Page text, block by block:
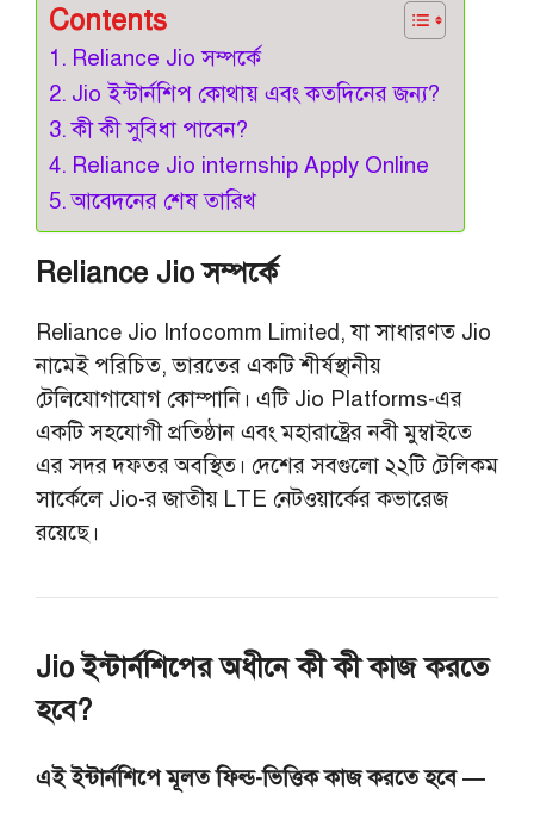
Contents
Reliance Jio সম্পর্কে
Jio ইন্টার্নশিপ কোথায় এবং কতদিনের জন্য?
কী কী সুবিধা পাবেন?
Reliance Jio internship Apply Online
আবেদনের শেষ তারিখ
Reliance Jio সম্পর্কে
Reliance Jio Infocomm Limited, যা সাধারণত Jio
নামেই পরিচিত, ভারতের একটি শীর্ষস্থানীয়
টেলিযোগাযোগ কোম্পানি। এটি Jio Platforms-এর
একটি সহযোগী প্রতিষ্ঠান এবং মহারাষ্ট্রের নবী মুম্বাইতে
এর সদর দফতর অবস্থিত। দেশের সবগুলো ২২টি টেলিকম
সার্কেলে Jio-র জাতীয় LTE নেটওয়ার্কের কভারেজ
রয়েছে।
Jio ইন্টার্নশিপের অধীনে কী কী কাজ করতে
হবে?
এই ইন্টার্নশিপে মূলত ফিল্ড-ভিত্তিক কাজ করতে হবে —